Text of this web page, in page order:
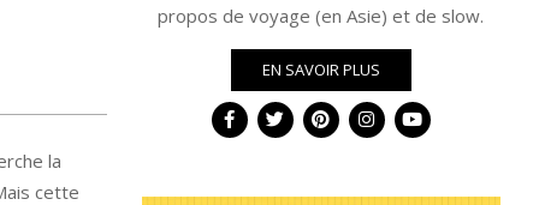
la
cette
propos de voyage (en Asie) et de slow.
EN SAVOIR PLUS